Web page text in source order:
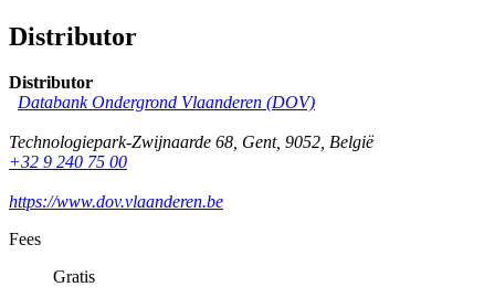
Distributor
Distributor
Databank Ondergrond Vlaanderen (DOV)
Technologiepark-Zwijnaarde 68, Gent, 9052, België
+32 9 240 75 00
https://www.dov.vlaanderen.be
Fees
Gratis